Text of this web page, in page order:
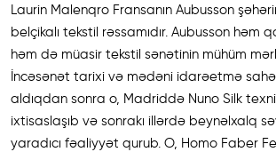
Laurin Malenqro Fransanın Aubusson
belçikalı tekstil rəssamıdır. Aubusson həm
həm də müasir tekstil sənətinin mühüm
İncəsənət tarixi və mədəni idarəetmə
aldıqdan sonra o, Madriddə Nuno Silk
ixtisaslaşıb və sonrakı illərdə beynəlxalq
yaradıcı fəaliyyət qurub. O, Homo Faber